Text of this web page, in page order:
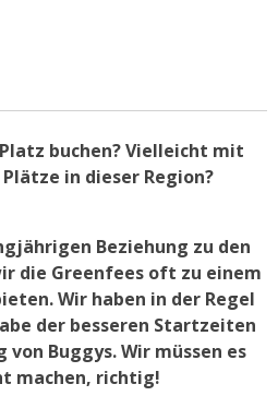
buchen? Vielleicht mit
in dieser Region?
Beziehung zu den
die Greenfees oft zu einem
Wir haben in der Regel
der besseren Startzeiten
von Buggys. Wir müssen es
machen, richtig!